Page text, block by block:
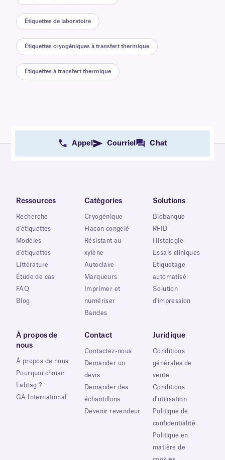
Étiquettes de laboratoire
Étiquettes cryogéniques à transfert thermique
Étiquettes à transfert thermique
Appel Courriel Chat
Ressources
Recherche
d'étiquettes
Modèles
d'étiquettes
Littérature
Étude de cas
FAQ
Blog
Catégories
Cryogénique
Flacon congelé
Résistant au
xylène
Autoclave
Marqueurs
Imprimer et
numériser
Bandes
Solutions
Biobanque
RFID
Histologie
Essais cliniques
Étiquetage
automatisé
Solution
d'impression
À propos de
nous
À propos de nous
Pourquoi choisir
Labtag ?
GA International
Contact
Contactez-nous
Demander un
devis
Demander des
échantillons
Devenir revendeur
Juridique
Conditions
générales de
vente
Conditions
d'utilisation
Politique de
confidentialité
Politique en
matière de